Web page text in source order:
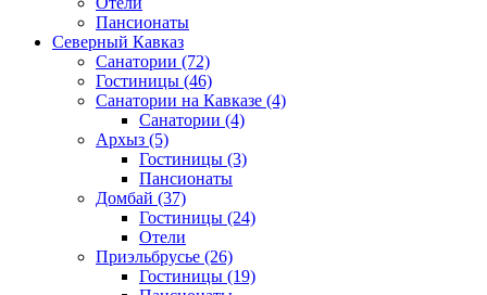
Пансионаты
Северный Кавказ
Санатории (72)
Гостиницы (46)
Санатории на Кавказе (4)
Санатории (4)
Архыз (5)
Гостиницы (3)
Пансионаты
Домбай (37)
Гостиницы (24)
Отели
Приэльбрусье (26)
Гостиницы (19)